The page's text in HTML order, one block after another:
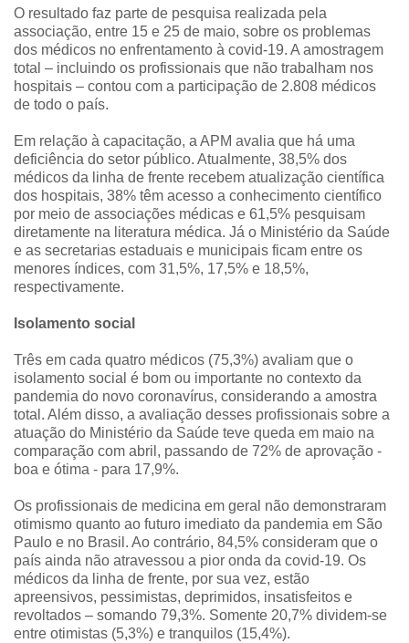
O resultado faz parte de pesquisa realizada pela
associação, entre 15 e 25 de maio, sobre os problemas
dos médicos no enfrentamento à covid-19. A amostragem
total – incluindo os profissionais que não trabalham nos
hospitais – contou com a participação de 2.808 médicos
de todo o país.
Em relação à capacitação, a APM avalia que há uma
deficiência do setor público. Atualmente, 38,5% dos
médicos da linha de frente recebem atualização científica
dos hospitais, 38% têm acesso a conhecimento científico
por meio de associações médicas e 61,5% pesquisam
diretamente na literatura médica. Já o Ministério da Saúde
e as secretarias estaduais e municipais ficam entre os
menores índices, com 31,5%, 17,5% e 18,5%,
respectivamente.
Isolamento social
Três em cada quatro médicos (75,3%) avaliam que o
isolamento social é bom ou importante no contexto da
pandemia do novo coronavírus, considerando a amostra
total. Além disso, a avaliação desses profissionais sobre a
atuação do Ministério da Saúde teve queda em maio na
comparação com abril, passando de 72% de aprovação -
boa e ótima - para 17,9%.
Os profissionais de medicina em geral não demonstraram
otimismo quanto ao futuro imediato da pandemia em São
Paulo e no Brasil. Ao contrário, 84,5% consideram que o
país ainda não atravessou a pior onda da covid-19. Os
médicos da linha de frente, por sua vez, estão
apreensivos, pessimistas, deprimidos, insatisfeitos e
revoltados – somando 79,3%. Somente 20,7% dividem-se
entre otimistas (5,3%) e tranquilos (15,4%).